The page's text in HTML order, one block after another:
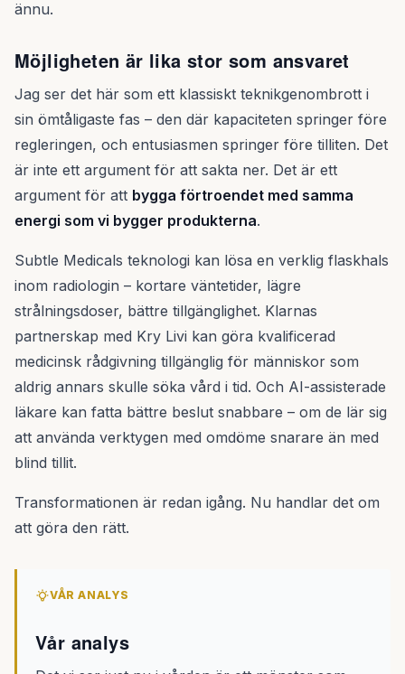
ännu.
Möjligheten är lika stor som ansvaret
Jag ser det här som ett klassiskt teknikgenombrott i
sin ömtåligaste fas – den där kapaciteten springer före
regleringen, och entusiasmen springer före tilliten. Det
är inte ett argument för att sakta ner. Det är ett
argument för att bygga förtroendet med samma
energi som vi bygger produkterna.
Subtle Medicals teknologi kan lösa en verklig flaskhals
inom radiologin – kortare väntetider, lägre
strålningsdoser, bättre tillgänglighet. Klarnas
partnerskap med Kry Livi kan göra kvalificerad
medicinsk rådgivning tillgänglig för människor som
aldrig annars skulle söka vård i tid. Och AI-assisterade
läkare kan fatta bättre beslut snabbare – om de lär sig
att använda verktygen med omdöme snarare än med
blind tillit.
Transformationen är redan igång. Nu handlar det om
att göra den rätt.
VÅR ANALYS
Vår analys